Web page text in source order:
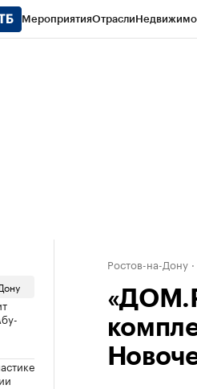
МероприятияОтрасли
Ростов-на-Дону